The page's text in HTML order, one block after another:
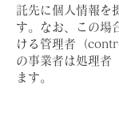
託先に個人情報を
す。なお、この場
ける管理者（
の事業者は処理者
ます。